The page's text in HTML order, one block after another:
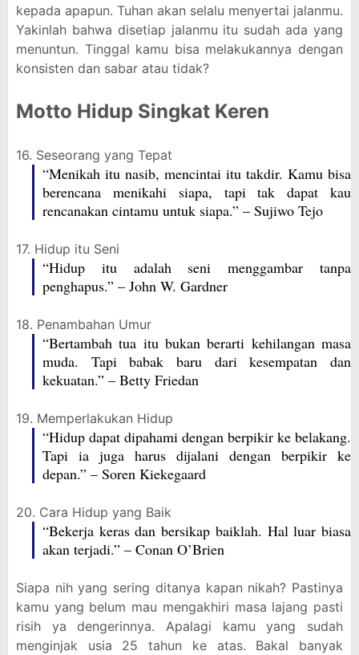
kepada apapun. Tuhan akan selalu menyertai jalanmu.
Yakinlah bahwa disetiap jalanmu itu sudah ada yang
menuntun. Tinggal kamu bisa melakukannya dengan
konsisten dan sabar atau tidak?
Motto Hidup Singkat Keren
16. Seseorang yang Tepat
“Menikah itu nasib, mencintai itu takdir. Kamu bisa
berencana menikahi siapa, tapi tak dapat kau
rencanakan cintamu untuk siapa.” – Sujiwo Tejo
17. Hidup itu Seni
“Hidup itu adalah seni menggambar tanpa
penghapus.” – John W. Gardner
18. Penambahan Umur
“Bertambah tua itu bukan berarti kehilangan masa
muda. Tapi babak baru dari kesempatan dan
kekuatan.” – Betty Friedan
19. Memperlakukan Hidup
“Hidup dapat dipahami dengan berpikir ke belakang.
Tapi ia juga harus dijalani dengan berpikir ke
depan.” – Soren Kiekegaard
20. Cara Hidup yang Baik
“Bekerja keras dan bersikap baiklah. Hal luar biasa
akan terjadi.” – Conan O’Brien
Siapa nih yang sering ditanya kapan nikah? Pastinya
kamu yang belum mau mengakhiri masa lajang pasti
risih ya dengerinnya. Apalagi kamu yang sudah
menginjak usia 25 tahun ke atas. Bakal banyak